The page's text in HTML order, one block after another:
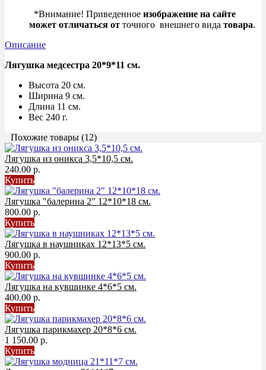
*Внимание! Приведенное изображение на сайте
может отличаться от точного внешнего вида товара.
Описание
Лягушка медсестра 20*9*11 см.
Высота 20 см.
Ширина 9 см.
Длина 11 см.
Вес 240 г.
Похожие товары (12)
Лягушка из оникса 3,5*10,5 см.
240.00 р.
Купить
Лягушка "балерина 2" 12*10*18 см.
800.00 р.
Купить
Лягушка в наушниках 12*13*5 см.
900.00 р.
Купить
Лягушка на кувшинке 4*6*5 см.
400.00 р.
Купить
Лягушка парикмахер 20*8*6 см.
1 150.00 р.
Купить